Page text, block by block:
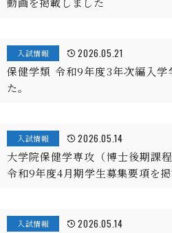
入試情報 2026.05.21
保健学類 令和9年度3年次編入学
た。
入試情報 2026.05.14
大学院保健学専攻（博士後期課
令和9年度4月期学生募集要項を掲
入試情報 2026.05.14